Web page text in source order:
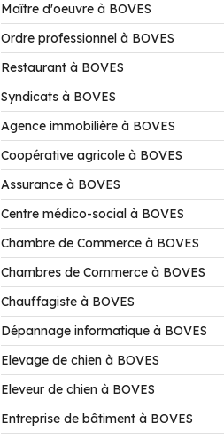
Maître d'oeuvre à BOVES
Ordre professionnel à BOVES
Restaurant à BOVES
Syndicats à BOVES
Agence immobilière à BOVES
Coopérative agricole à BOVES
Assurance à BOVES
Centre médico-social à BOVES
Chambre de Commerce à BOVES
Chambres de Commerce à BOVES
Chauffagiste à BOVES
Dépannage informatique à BOVES
Elevage de chien à BOVES
Eleveur de chien à BOVES
Entreprise de bâtiment à BOVES